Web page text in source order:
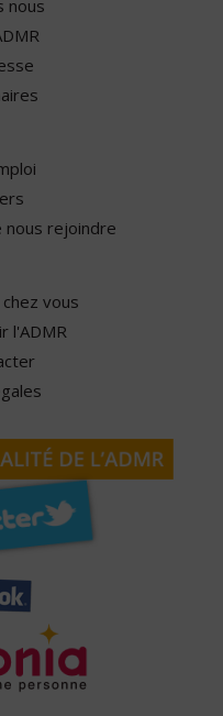
nous
nous rejoindre
vous
l'ADMR